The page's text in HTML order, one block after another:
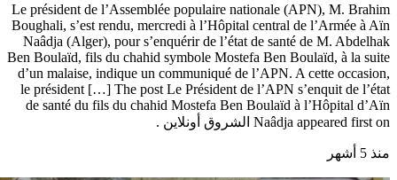
Le président de l’Assemblée populaire nationale (APN), M. Brahim
Boughali, s’est rendu, mercredi à l’Hôpital central de l’Armée à Aïn
Naâdja (Alger), pour s’enquérir de l’état de santé de M. Abdelhak
Ben Boulaïd, fils du chahid symbole Mostefa Ben Boulaïd, à la suite
d’un malaise, indique un communiqué de l’APN. A cette occasion,
le président […] The post Le Président de l’APN s’enquit de l’état
de santé du fils du chahid Mostefa Ben Boulaïd à l’Hôpital d’Aïn
Naâdja appeared first on الشروق أونلاين .
منذ 5 أشهر